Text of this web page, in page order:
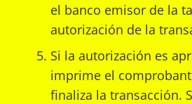
el banco emisor de la
autorización de la
Si la autorización es
imprime el
finaliza la transacción.